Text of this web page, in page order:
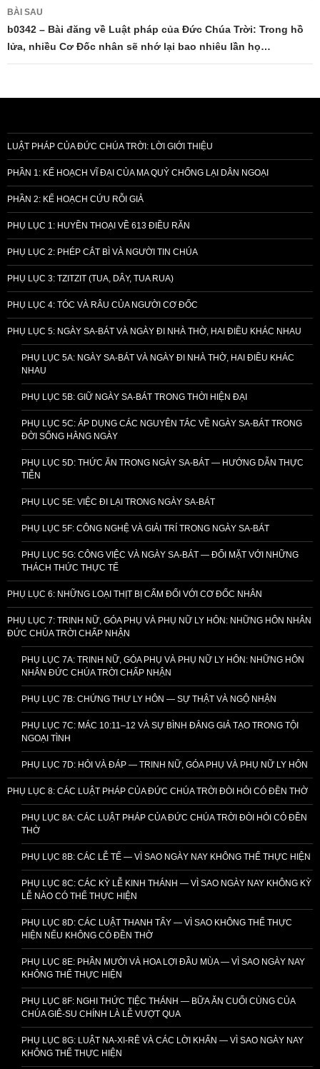
viết
BÀI SAU
b0342 – Bài đăng về Luật pháp của Đức Chúa Trời: Trong hồ
lửa, nhiều Cơ Đốc nhân sẽ nhớ lại bao nhiêu lần họ…
LUẬT PHÁP CỦA ĐỨC CHÚA TRỜI: LỜI GIỚI THIỆU
PHẦN 1: KẾ HOẠCH VĨ ĐẠI CỦA MA QUỶ CHỐNG LẠI DÂN NGOẠI
PHẦN 2: KẾ HOẠCH CỨU RỖI GIẢ
PHỤ LỤC 1: HUYỀN THOẠI VỀ 613 ĐIỀU RĂN
PHỤ LỤC 2: PHÉP CẮT BÌ VÀ NGƯỜI TIN CHÚA
PHỤ LỤC 3: TZITZIT (TUA, DÂY, TUA RUA)
PHỤ LỤC 4: TÓC VÀ RÂU CỦA NGƯỜI CƠ ĐỐC
PHỤ LỤC 5: NGÀY SA-BÁT VÀ NGÀY ĐI NHÀ THỜ, HAI ĐIỀU KHÁC NHAU
PHỤ LỤC 5A: NGÀY SA-BÁT VÀ NGÀY ĐI NHÀ THỜ, HAI ĐIỀU KHÁC
NHAU
PHỤ LỤC 5B: GIỮ NGÀY SA-BÁT TRONG THỜI HIỆN ĐẠI
PHỤ LỤC 5C: ÁP DỤNG CÁC NGUYÊN TẮC VỀ NGÀY SA-BÁT TRONG
ĐỜI SỐNG HẰNG NGÀY
PHỤ LỤC 5D: THỨC ĂN TRONG NGÀY SA-BÁT — HƯỚNG DẪN THỰC
TIỄN
PHỤ LỤC 5E: VIỆC ĐI LẠI TRONG NGÀY SA-BÁT
PHỤ LỤC 5F: CÔNG NGHỆ VÀ GIẢI TRÍ TRONG NGÀY SA-BÁT
PHỤ LỤC 5G: CÔNG VIỆC VÀ NGÀY SA-BÁT — ĐỐI MẶT VỚI NHỮNG
THÁCH THỨC THỰC TẾ
PHỤ LỤC 6: NHỮNG LOẠI THỊT BỊ CẤM ĐỐI VỚI CƠ ĐỐC NHÂN
PHỤ LỤC 7: TRINH NỮ, GÓA PHỤ VÀ PHỤ NỮ LY HÔN: NHỮNG HÔN NHÂN
ĐỨC CHÚA TRỜI CHẤP NHẬN
PHỤ LỤC 7A: TRINH NỮ, GÓA PHỤ VÀ PHỤ NỮ LY HÔN: NHỮNG HÔN
NHÂN ĐỨC CHÚA TRỜI CHẤP NHẬN
PHỤ LỤC 7B: CHỨNG THƯ LY HÔN — SỰ THẬT VÀ NGỘ NHẬN
PHỤ LỤC 7C: MÁC 10:11–12 VÀ SỰ BÌNH ĐẲNG GIẢ TẠO TRONG TỘI
NGOẠI TÌNH
PHỤ LỤC 7D: HỎI VÀ ĐÁP — TRINH NỮ, GÓA PHỤ VÀ PHỤ NỮ LY HÔN
PHỤ LỤC 8: CÁC LUẬT PHÁP CỦA ĐỨC CHÚA TRỜI ĐÒI HỎI CÓ ĐỀN THỜ
PHỤ LỤC 8A: CÁC LUẬT PHÁP CỦA ĐỨC CHÚA TRỜI ĐÒI HỎI CÓ ĐỀN
THỜ
PHỤ LỤC 8B: CÁC LỄ TẾ — VÌ SAO NGÀY NAY KHÔNG THỂ THỰC HIỆN
PHỤ LỤC 8C: CÁC KỲ LỄ KINH THÁNH — VÌ SAO NGÀY NAY KHÔNG KỲ
LỄ NÀO CÓ THỂ THỰC HIỆN
PHỤ LỤC 8D: CÁC LUẬT THANH TẨY — VÌ SAO KHÔNG THỂ THỰC
HIỆN NẾU KHÔNG CÓ ĐỀN THỜ
PHỤ LỤC 8E: PHẦN MƯỜI VÀ HOA LỢI ĐẦU MÙA — VÌ SAO NGÀY NAY
KHÔNG THỂ THỰC HIỆN
PHỤ LỤC 8F: NGHI THỨC TIỆC THÁNH — BỮA ĂN CUỐI CÙNG CỦA
CHÚA GIÊ-SU CHÍNH LÀ LỄ VƯỢT QUA
PHỤ LỤC 8G: LUẬT NA-XI-RÊ VÀ CÁC LỜI KHẤN — VÌ SAO NGÀY NAY
KHÔNG THỂ THỰC HIỆN